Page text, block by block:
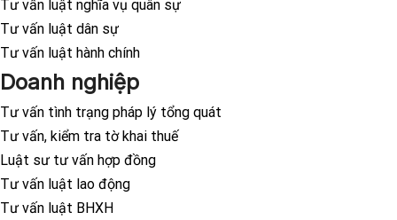
Tư vấn luật nghĩa vụ quân sự
Tư vấn luật dân sự
Tư vấn luật hành chính
Doanh nghiệp
Tư vấn tình trạng pháp lý tổng quát
Tư vấn, kiểm tra tờ khai thuế
Luật sư tư vấn hợp đồng
Tư vấn luật lao động
Tư vấn luật BHXH